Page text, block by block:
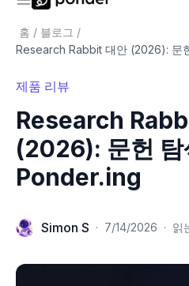
홈 / 블로그 /
Research Rabbit 대안 (2026): 문
제품 리뷰
Research
(2026): 문헌 탐
Ponder.ing
Simon S · 7/14/2026 · 읽